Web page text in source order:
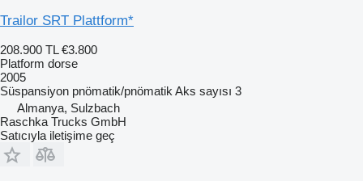
Trailor SRT Plattform*
208.900 TL €3.800
Platform dorse
2005
Süspansiyon pnömatik/pnömatik Aks sayısı 3
Almanya, Sulzbach
Raschka Trucks GmbH
Satıcıyla iletişime geç